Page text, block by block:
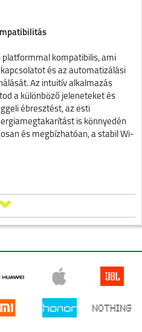
platformmal kompatibilis, ami
és az automatizálási
Az intuitív alkalmazás
a különböző jeleneteket és
ébresztést, az esti
is könnyedén
és megbízhatóan, a stabil Wi-
V
IPHONE AIR